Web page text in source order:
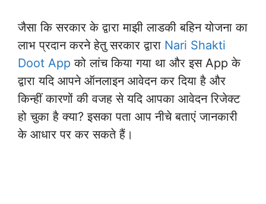
जैसा कि सरकार के द्वारा माझी लाडकी बहिन योजना का
लाभ प्रदान करने हेतु सरकार द्वारा Nari Shakti
Doot App को लांच किया गया था और इस App के
द्वारा यदि आपने ऑनलाइन आवेदन कर दिया है और
किन्हीं कारणों की वजह से यदि आपका आवेदन रिजेक्ट
हो चुका है क्या? इसका पता आप नीचे बताएं जानकारी
के आधार पर कर सकते हैं।